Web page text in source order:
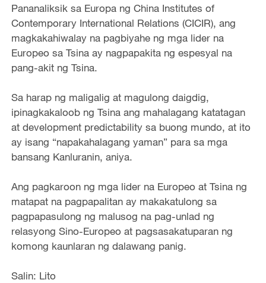
Pananaliksik sa Europa ng China Institutes of
Contemporary International Relations (CICIR), ang
magkakahiwalay na pagbiyahe ng mga lider na
Europeo sa Tsina ay nagpapakita ng espesyal na
pang-akit ng Tsina.
Sa harap ng maligalig at magulong daigdig,
ipinagkakaloob ng Tsina ang mahalagang katatagan
at development predictability sa buong mundo, at ito
ay isang “napakahalagang yaman” para sa mga
bansang Kanluranin, aniya.
Ang pagkaroon ng mga lider na Europeo at Tsina ng
matapat na pagpapalitan ay makakatulong sa
pagpapasulong ng malusog na pag-unlad ng
relasyong Sino-Europeo at pagsasakatuparan ng
komong kaunlaran ng dalawang panig.
Salin: Lito